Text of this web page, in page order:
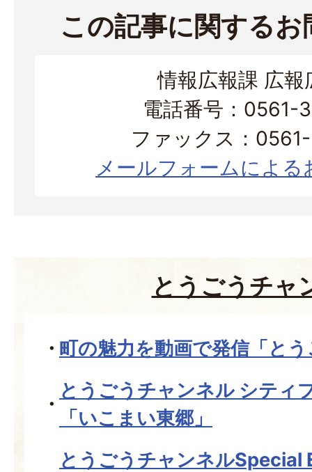
この記事に関する
情報広報課 広報
電話番号：0561-
ファックス：
メールフォームによる
とうごうチャ
町の魅力を動画で発信「と
とうごうチャンネル シティ
「いこまい東郷」
とうごうチャンネルSpecial